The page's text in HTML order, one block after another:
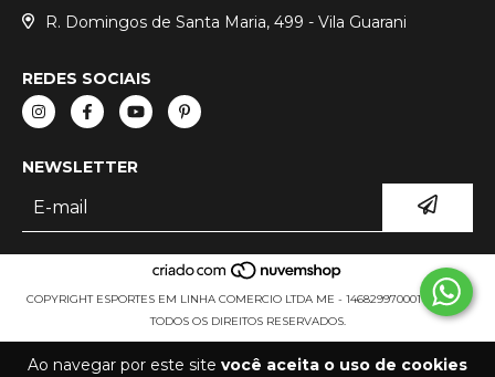
Ao navegar por este site você aceita o uso de cookies
R. Domingos de Santa Maria, 499 - Vila Guarani
REDES SOCIAIS
NEWSLETTER
COPYRIGHT ESPORTES EM LINHA COMERCIO LTDA ME - 14682997000111 - 2026.
TODOS OS DIREITOS RESERVADOS.